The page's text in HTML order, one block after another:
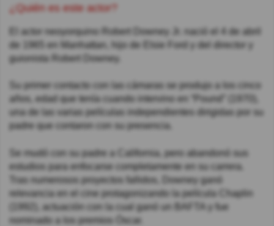
¿Quién es este actor?
El actor neoyorquino Robert Downey Jr. nació el 4 de abril
de 1965 en Manhattan, hijo de Elsie Ford y del director y
guionista Robert Downey.
Su primer contacto con las cámaras se produjo a los cinco
años, edad que tenía cuando intervino en “Pound” (1970),
una de las varias películas independientes dirigidas por su
padre que contaron con su presencia.
Se mudó con su padre a California, pero abandonó sus
estudios para enfocarse completamente en su carrera.
Tras numerosos proyectos fallidos, Downey ganó
relevancia en el cine protagonizando la película Chaplin
(1992), actuación con la cual ganó un BAFTA y fue
nominado a los premios Óscar.